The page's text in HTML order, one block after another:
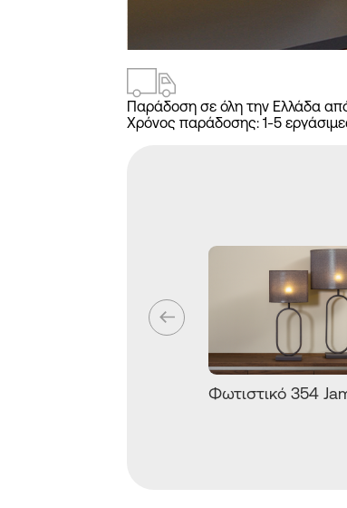
Παράδοση σε όλη την Ελλάδα από
Χρόνος παράδοσης: 1-5
Φωτιστικό 354